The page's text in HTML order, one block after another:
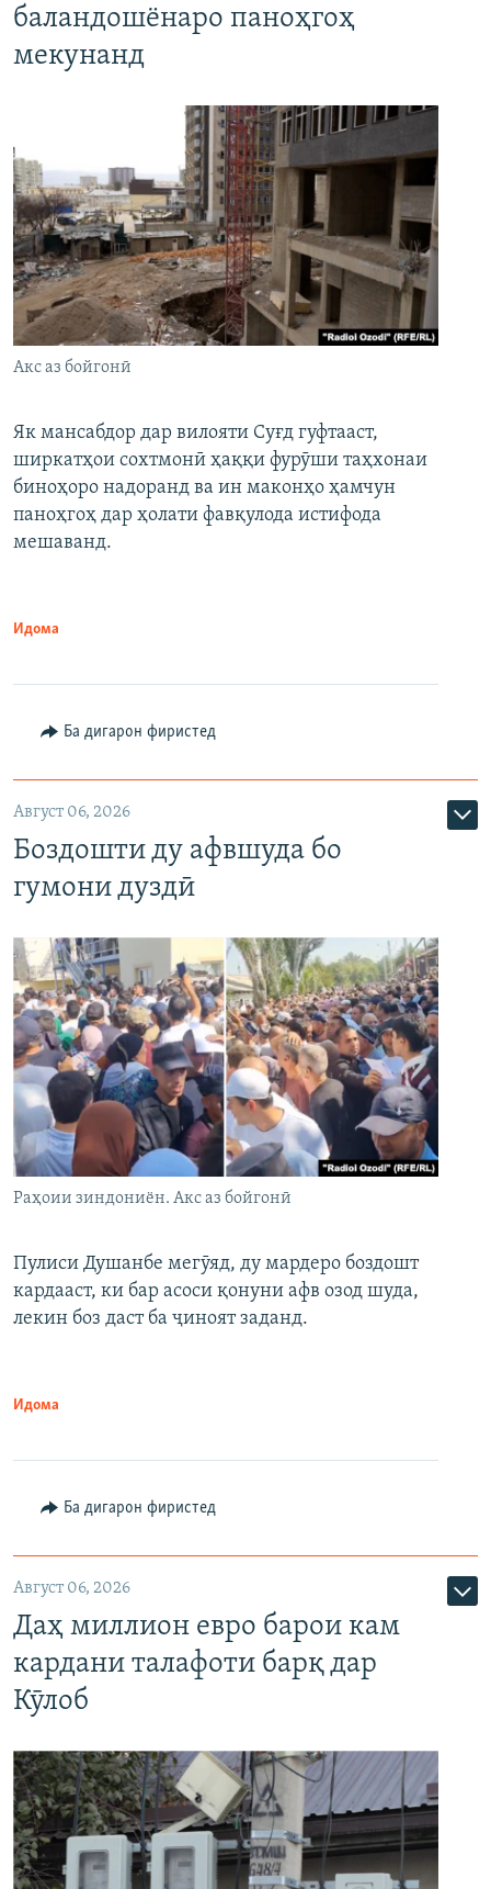
баландошёнаро паноҳгоҳ
мекунанд
Акс аз бойгонӣ
Як мансабдор дар вилояти Суғд гуфтааст,
ширкатҳои сохтмонӣ ҳаққи фурӯши таҳхонаи
биноҳоро надоранд ва ин маконҳо ҳамчун
паноҳгоҳ дар ҳолати фавқулода истифода
мешаванд.
Идома
Ба дигарон фиристед
Август 06, 2026
Боздошти ду афвшуда бо
гумони дуздӣ
Раҳоии зиндониён. Акс аз бойгонӣ
Пулиси Душанбе мегӯяд, ду мардеро боздошт
кардааст, ки бар асоси қонуни афв озод шуда,
лекин боз даст ба ҷиноят заданд.
Идома
Ба дигарон фиристед
Август 06, 2026
Даҳ миллион евро барои кам
кардани талафоти барқ дар
Кӯлоб